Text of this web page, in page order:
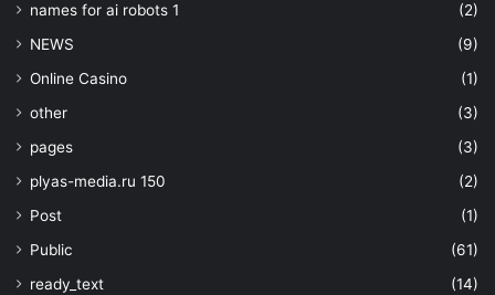
names for ai robots 1
(2)
NEWS
(9)
Online Casino
(1)
other
(3)
pages
(3)
plyas-media.ru 150
(2)
Post
(1)
Public
(61)
ready_text
(14)